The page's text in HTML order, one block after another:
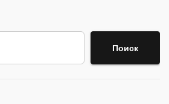
Поиск